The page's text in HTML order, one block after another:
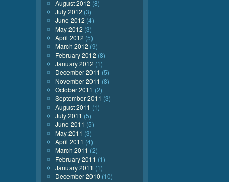
August 2012 (8)
July 2012 (3)
June 2012 (4)
May 2012 (3)
April 2012 (5)
March 2012 (9)
February 2012 (8)
January 2012 (1)
December 2011 (5)
November 2011 (8)
October 2011 (2)
September 2011 (3)
August 2011 (1)
July 2011 (5)
June 2011 (5)
May 2011 (3)
April 2011 (4)
March 2011 (2)
February 2011 (1)
January 2011 (1)
December 2010 (10)